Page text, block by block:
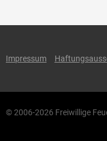
Impressum
© 2006-2026 Freiwillige